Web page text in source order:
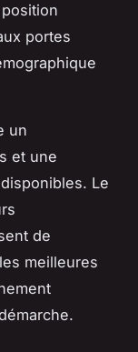
portes
un
et une
Le
de
meilleures